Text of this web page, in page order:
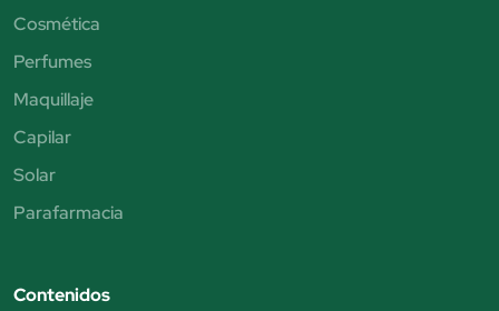
Cosmética
Perfumes
Maquillaje
Capilar
Solar
Parafarmacia
Contenidos